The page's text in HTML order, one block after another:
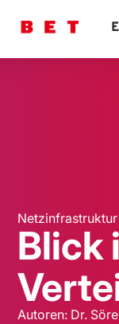
Netzinfrastruktur
Blick
Autoren: Dr.